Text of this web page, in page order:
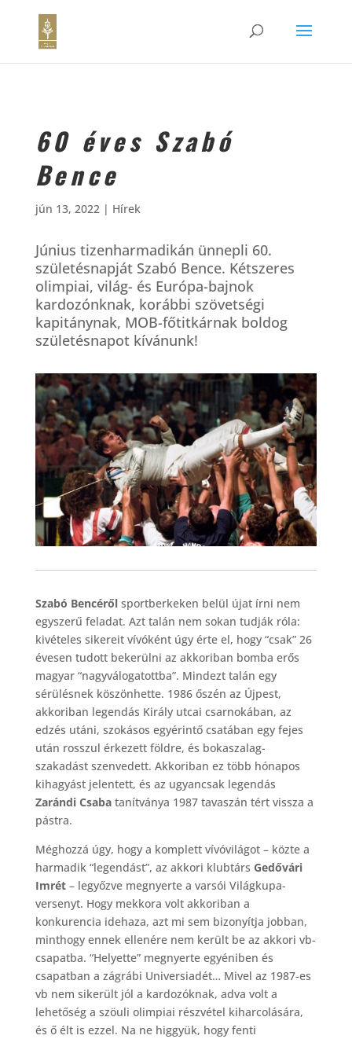
60 éves Szabó
Bence
jún 13, 2022| Hírek
Június tizenharmadikán ünnepli 60.
születésnapját Szabó Bence. Kétszeres
olimpiai, világ- és Európa-bajnok
kardozónknak, korábbi szövetségi
kapitánynak, MOB-főtitkárnak boldog
születésnapot kívánunk!
Szabó Bencérőlsportberkeken belül újat írni nem
egyszerű feladat. Azt talán nem sokan tudják róla:
kivételes sikereit vívóként úgy érte el, hogy “csak” 26
évesen tudott bekerülni az akkoriban bomba erős
magyar “nagyválogatottba”. Mindezt talán egy
sérülésnek köszönhette. 1986 őszén az Újpest,
akkoriban legendás Király utcai csarnokában, az
edzés utáni, szokásos egyérintő csatában egy fejes
után rosszul érkezett földre, és bokaszalag-
szakadást szenvedett. Akkoriban ez több hónapos
kihagyást jelentett, és az ugyancsak legendás
Zarándi Csabatanítványa 1987 tavaszán tért vissza a
pástra.
Méghozzá úgy, hogy a komplett vívóvilágot – közte a
harmadik “legendást”, az akkori klubtárs Gedővári
Imrét– legyőzve megnyerte a varsói Világkupa-
versenyt. Hogy mekkora volt akkoriban a
konkurencia idehaza, azt mi sem bizonyítja jobban,
minthogy ennek ellenére nem került be az akkori vb-
csapatba. “Helyette” megnyerte egyéniben és
csapatban a zágrábi Universiadét… Mivel az 1987-es
vb nem sikerült jól a kardozóknak, adva volt a
lehetőség a szöuli olimpiai részvétel kiharcolására,
és ő élt is ezzel. Na ne higgyük, hogy fenti